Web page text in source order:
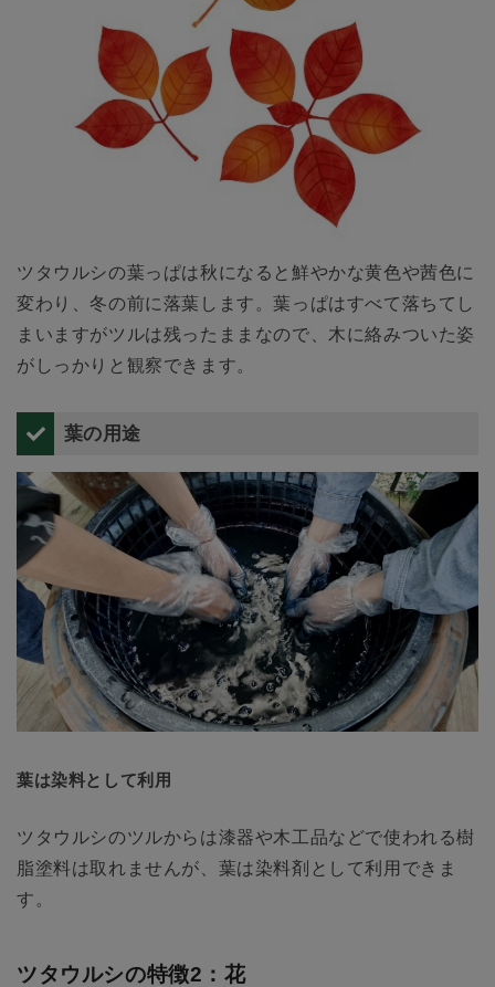
ツタウルシの葉っぱは秋になると鮮やかな黄色や茜色に
変わり、冬の前に落葉します。葉っぱはすべて落ちてし
まいますがツルは残ったままなので、木に絡みついた姿
がしっかりと観察できます。
葉の用途
葉は染料として利用
ツタウルシのツルからは漆器や木工品などで使われる樹
脂塗料は取れませんが、葉は染料剤として利用できま
す。
ツタウルシの特徴2：花